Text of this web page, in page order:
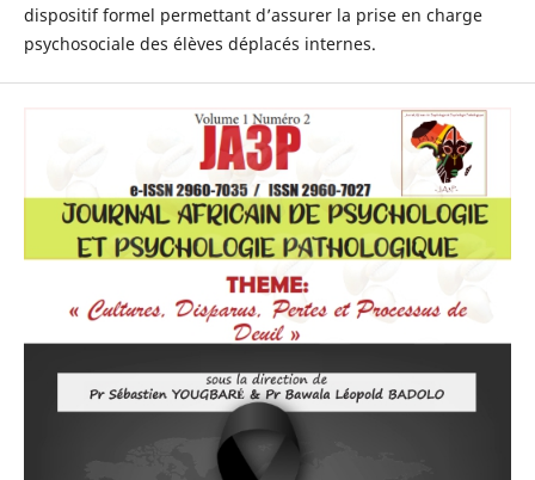
dispositif formel permettant d’assurer la prise en charge
psychosociale des élèves déplacés internes.